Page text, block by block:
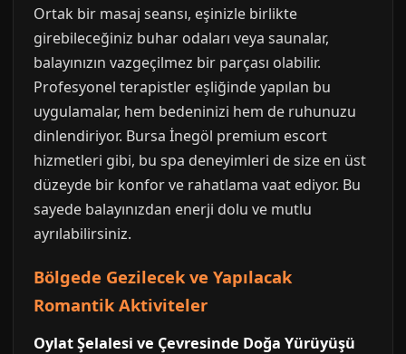
Ortak bir masaj seansı, eşinizle birlikte
girebileceğiniz buhar odaları veya saunalar,
balayınızın vazgeçilmez bir parçası olabilir.
Profesyonel terapistler eşliğinde yapılan bu
uygulamalar, hem bedeninizi hem de ruhunuzu
dinlendiriyor. Bursa İnegöl premium escort
hizmetleri gibi, bu spa deneyimleri de size en üst
düzeyde bir konfor ve rahatlama vaat ediyor. Bu
sayede balayınızdan enerji dolu ve mutlu
ayrılabilirsiniz.
Bölgede Gezilecek ve Yapılacak
Romantik Aktiviteler
Oylat Şelalesi ve Çevresinde Doğa Yürüyüşü